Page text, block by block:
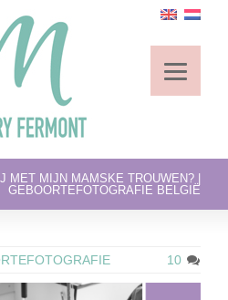
MET MIJN MAMSKE TROUWEN? |
GEBOORTEFOTOGRAFIE BELGIË
10